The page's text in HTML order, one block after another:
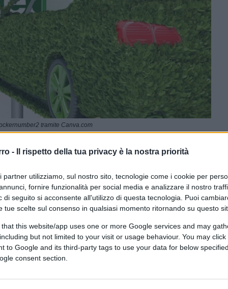
- Il rispetto della tua privacy è la nostra priorità
partner utilizziamo, sul nostro sito, tecnologie come i cookie per
fornire funzionalità per social media e analizzare il nostro
di seguito si acconsente all'utilizzo di questa tecnologia. Puoi
tue scelte sul consenso in qualsiasi momento ritornando su questo
that this website/app uses one or more Google services and may
but not limited to your visit or usage behaviour. You may
to Google and its third-party tags to use your data for below
consent section.
tramite Canva.com
0:00/--:--
tavolo c’è complessivamenteun miliardo,
stanziati, con l’obiettivo di
in media ha almeno 12 anni di servizio.